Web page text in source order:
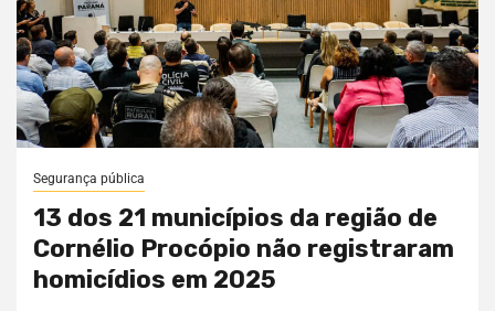
Segurança pública
13 dos 21 municípios da região de
Cornélio Procópio não registraram
homicídios em 2025